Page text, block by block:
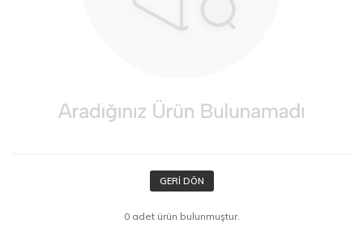
GERI DÖN
0 adet ürün bulunmuştur.